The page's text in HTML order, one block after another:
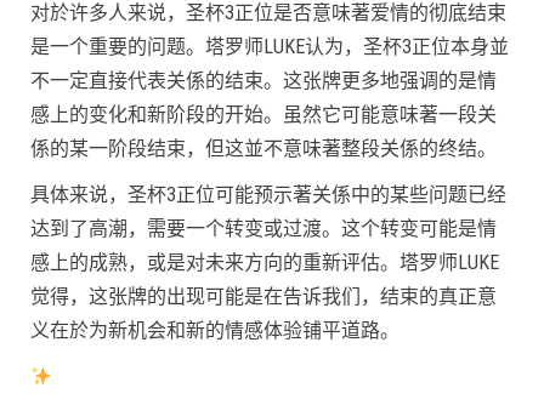
对於许多人来说，圣杯3正位是否意味著爱情的彻底结束
是一个重要的问题。塔罗师LUKE认为，圣杯3正位本身並
不一定直接代表关係的结束。这张牌更多地强调的是情
感上的变化和新阶段的开始。虽然它可能意味著一段关
係的某一阶段结束，但这並不意味著整段关係的终结。
具体来说，圣杯3正位可能预示著关係中的某些问题已经
达到了高潮，需要一个转变或过渡。这个转变可能是情
感上的成熟，或是对未来方向的重新评估。塔罗师LUKE
觉得，这张牌的出现可能是在告诉我们，结束的真正意
义在於为新机会和新的情感体验铺平道路。